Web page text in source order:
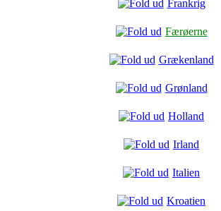
Frankrig
Færøerne
Grækenland
Grønland
Holland
Irland
Italien
Kroatien